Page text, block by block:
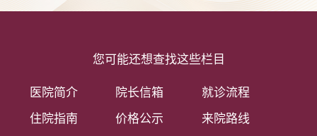
您可能还想查找这些栏目
医院简介 院长信箱
就诊流程
住院指南
价格公示
来院路线